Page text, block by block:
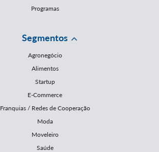
Programas
Segmentos
Agronegócio
Alimentos
Startup
E-Commerce
Franquias / Redes de Cooperação
Moda
Moveleiro
Saúde